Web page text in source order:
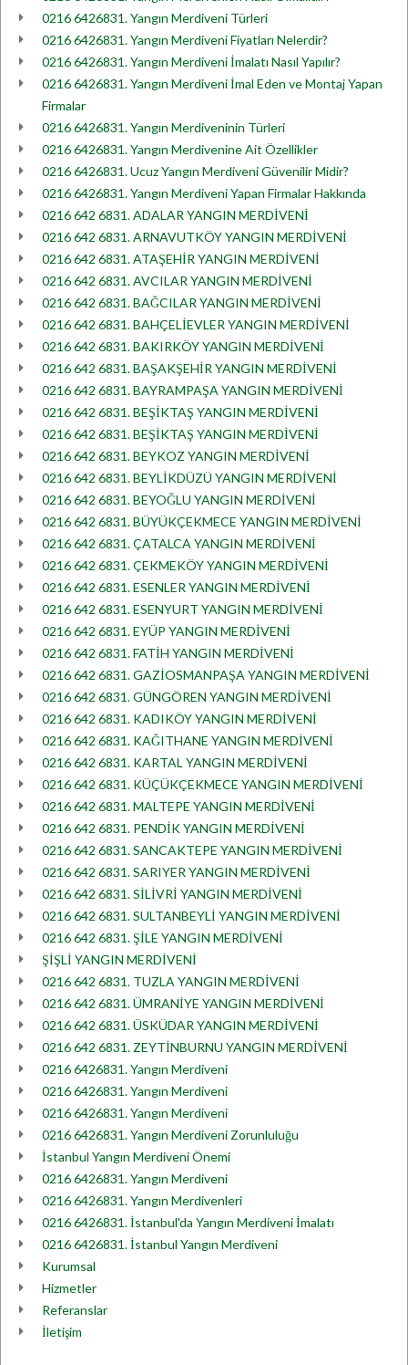
0216 6426831. Yangın Merdiveni Türleri
0216 6426831. Yangın Merdiveni Fiyatları Nelerdir?
0216 6426831. Yangın Merdiveni İmalatı Nasıl Yapılır?
0216 6426831. Yangın Merdiveni İmal Eden ve Montaj Yapan
Firmalar
0216 6426831. Yangın Merdiveninin Türleri
0216 6426831. Yangın Merdivenine Ait Özellikler
0216 6426831. Ucuz Yangın Merdiveni Güvenilir Midir?
0216 6426831. Yangın Merdiveni Yapan Firmalar Hakkında
0216 642 6831. ADALAR YANGIN MERDİVENİ
0216 642 6831. ARNAVUTKÖY YANGIN MERDİVENİ
0216 642 6831. ATAŞEHİR YANGIN MERDİVENİ
0216 642 6831. AVCILAR YANGIN MERDİVENİ
0216 642 6831. BAĞCILAR YANGIN MERDİVENİ
0216 642 6831. BAHÇELİEVLER YANGIN MERDİVENİ
0216 642 6831. BAKIRKÖY YANGIN MERDİVENİ
0216 642 6831. BAŞAKŞEHİR YANGIN MERDİVENİ
0216 642 6831. BAYRAMPAŞA YANGIN MERDİVENİ
0216 642 6831. BEŞİKTAŞ YANGIN MERDİVENİ
0216 642 6831. BEŞİKTAŞ YANGIN MERDİVENİ
0216 642 6831. BEYKOZ YANGIN MERDİVENİ
0216 642 6831. BEYLİKDÜZÜ YANGIN MERDİVENİ
0216 642 6831. BEYOĞLU YANGIN MERDİVENİ
0216 642 6831. BÜYÜKÇEKMECE YANGIN MERDİVENİ
0216 642 6831. ÇATALCA YANGIN MERDİVENİ
0216 642 6831. ÇEKMEKÖY YANGIN MERDİVENİ
0216 642 6831. ESENLER YANGIN MERDİVENİ
0216 642 6831. ESENYURT YANGIN MERDİVENİ
0216 642 6831. EYÜP YANGIN MERDİVENİ
0216 642 6831. FATİH YANGIN MERDİVENİ
0216 642 6831. GAZİOSMANPAŞA YANGIN MERDİVENİ
0216 642 6831. GÜNGÖREN YANGIN MERDİVENİ
0216 642 6831. KADIKÖY YANGIN MERDİVENİ
0216 642 6831. KAĞITHANE YANGIN MERDİVENİ
0216 642 6831. KARTAL YANGIN MERDİVENİ
0216 642 6831. KÜÇÜKÇEKMECE YANGIN MERDİVENİ
0216 642 6831. MALTEPE YANGIN MERDİVENİ
0216 642 6831. PENDİK YANGIN MERDİVENİ
0216 642 6831. SANCAKTEPE YANGIN MERDİVENİ
0216 642 6831. SARIYER YANGIN MERDİVENİ
0216 642 6831. SİLİVRİ YANGIN MERDİVENİ
0216 642 6831. SULTANBEYLİ YANGIN MERDİVENİ
0216 642 6831. ŞİLE YANGIN MERDİVENİ
ŞİŞLİ YANGIN MERDİVENİ
0216 642 6831. TUZLA YANGIN MERDİVENİ
0216 642 6831. ÜMRANİYE YANGIN MERDİVENİ
0216 642 6831. ÜSKÜDAR YANGIN MERDİVENİ
0216 642 6831. ZEYTİNBURNU YANGIN MERDİVENİ
0216 6426831. Yangın Merdiveni
0216 6426831. Yangın Merdiveni
0216 6426831. Yangın Merdiveni
0216 6426831. Yangın Merdiveni Zorunluluğu
İstanbul Yangın Merdiveni Önemi
0216 6426831. Yangın Merdiveni
0216 6426831. Yangın Merdivenleri
0216 6426831. İstanbul'da Yangın Merdiveni İmalatı
0216 6426831. İstanbul Yangın Merdiveni
Kurumsal
Hizmetler
Referanslar
İletişim